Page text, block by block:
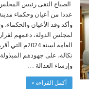
الصباح التقى رئيس
عددا من أعيان وحكماء
وأكد وفد الأعيان
لمجلس الدولة، دعمهم
العامة لسنة
تكالة، على جهودهم
وإرساء العدالة …
أكمل القراءة »